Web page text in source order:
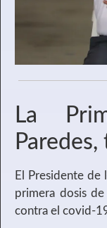
La
El Presidente de
primera dosis
contra el covid-